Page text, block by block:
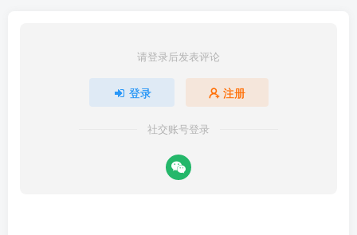
请登录后发表评论
登录 注册
社交账号登录